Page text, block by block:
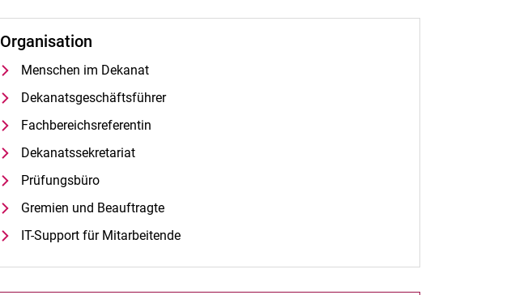
Organisation
Menschen im Dekanat
Dekanatsgeschäftsführer
Fachbereichsreferentin
Dekanatssekretariat
Prüfungsbüro
Gremien und Beauftragte
IT-Support für Mitarbeitende